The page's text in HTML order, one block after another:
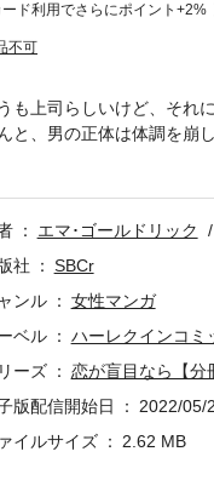
ド利用でさらにポイント+2%
不可
も上司らしいけど、それ
と、男の正体は体調を崩
っているベンに、世話好き
エマ･ゴールドリック
社
SBCr
ンル
女性マンガ
ベル
ハーレクインコミ
ーズ
恋が盲目なら【分
版配信開始日
2022/05/
イルサイズ
2.62 MB